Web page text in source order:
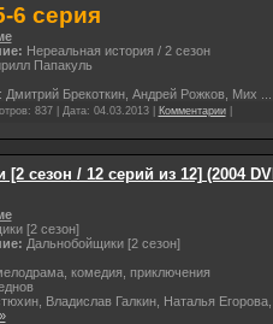
6 серия
Нереальная история / 2 сезон
Папакуль
: Дмитрий Брекоткин, Андрей Рожков, Мих
837 | Дата: 04.03.2013| Комментарии|
сезон / 12 серий из 12] (2004
[2 сезон]
Дальнобойщики [2 сезон]
комедия, приключения
Владислав Галкин, Наталья